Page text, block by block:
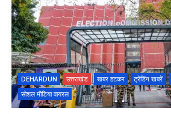
DEHARDUN उत्तराखंड खबर हटकर ट्रेंडिंग खबरें
सोशल मीडिया वायरल